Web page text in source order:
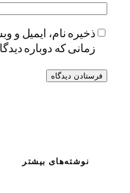
ذخیره نام، ایمیل و
زمانی که دوباره
نوشته‌های بیشتر